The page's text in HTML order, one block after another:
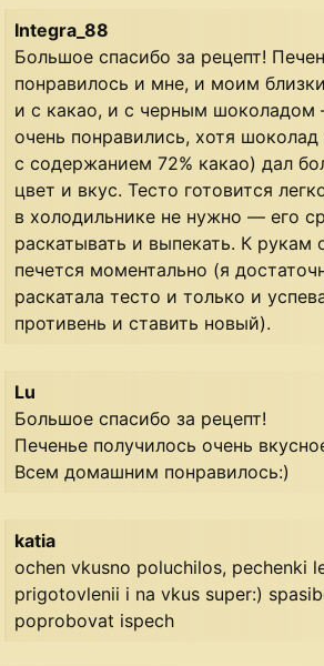
Integra_88
Большое спасибо за рецепт!
понравилось и мне, и моим
и с какао, и с черным шоколадом
очень понравились, хотя шоколад
с содержанием 72% какао) дал
цвет и вкус. Тесто готовится
в холодильнике не нужно — его
раскатывать и выпекать. К рукам
печется моментально (я
раскатала тесто и только и
противень и ставить новый).
Lu
Большое спасибо за рецепт!
Печенье получилось очень
Всем домашним понравилось:)
katia
ochen vkusno poluchilos, pechenki
prigotovlenii i na vkus super:)
poprobovat ispech